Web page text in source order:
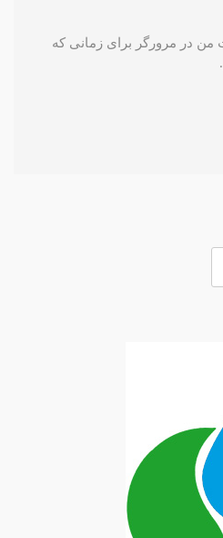
من در مرورگر برای زمانی که